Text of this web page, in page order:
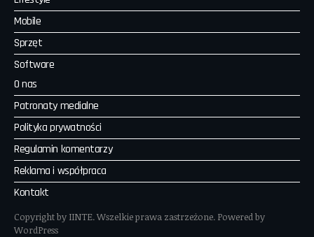
Mobile
Sprzęt
Software
O nas
Patronaty medialne
Polityka prywatności
Regulamin komentarzy
Reklama i współpraca
Kontakt
Copyright by IINTE. Wszelkie prawa zastrzeżone. Powered by
WordPress